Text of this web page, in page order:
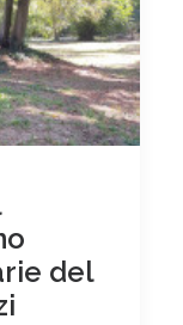
del